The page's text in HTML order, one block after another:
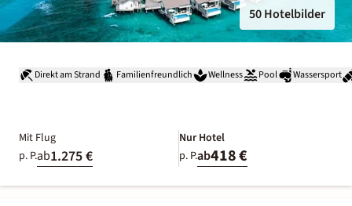
50 Hotelbilder
Direkt am Strand Familienfreundlich Wellness Pool Wassersport
Mit Flug
p. P.ab1.275 €
Nur Hotel
p. P.ab418 €